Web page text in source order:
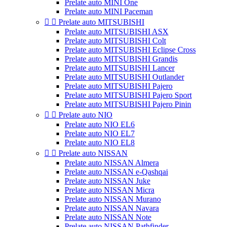
Prelate auto MINI One
Prelate auto MINI Paceman
  Prelate auto MITSUBISHI
Prelate auto MITSUBISHI ASX
Prelate auto MITSUBISHI Colt
Prelate auto MITSUBISHI Eclipse Cross
Prelate auto MITSUBISHI Grandis
Prelate auto MITSUBISHI Lancer
Prelate auto MITSUBISHI Outlander
Prelate auto MITSUBISHI Pajero
Prelate auto MITSUBISHI Pajero Sport
Prelate auto MITSUBISHI Pajero Pinin
  Prelate auto NIO
Prelate auto NIO EL6
Prelate auto NIO EL7
Prelate auto NIO EL8
  Prelate auto NISSAN
Prelate auto NISSAN Almera
Prelate auto NISSAN e-Qashqai
Prelate auto NISSAN Juke
Prelate auto NISSAN Micra
Prelate auto NISSAN Murano
Prelate auto NISSAN Navara
Prelate auto NISSAN Note